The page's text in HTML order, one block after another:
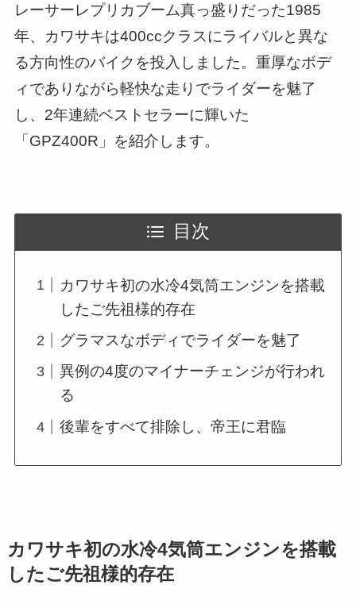
レーサーレプリカブーム真っ盛りだった1985
年、カワサキは400ccクラスにライバルと異な
る方向性のバイクを投入しました。重厚なボデ
ィでありながら軽快な走りでライダーを魅了
し、2年連続ベストセラーに輝いた
「GPZ400R」を紹介します。
目次
カワサキ初の水冷4気筒エンジンを搭載
したご先祖様的存在
グラマスなボディでライダーを魅了
異例の4度のマイナーチェンジが行われ
る
後輩をすべて排除し、帝王に君臨
カワサキ初の水冷4気筒エンジンを搭載
したご先祖様的存在